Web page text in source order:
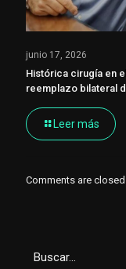
junio 17, 2026
Histórica cirugía en
reemplazo bilateral
Leer más
Comments are